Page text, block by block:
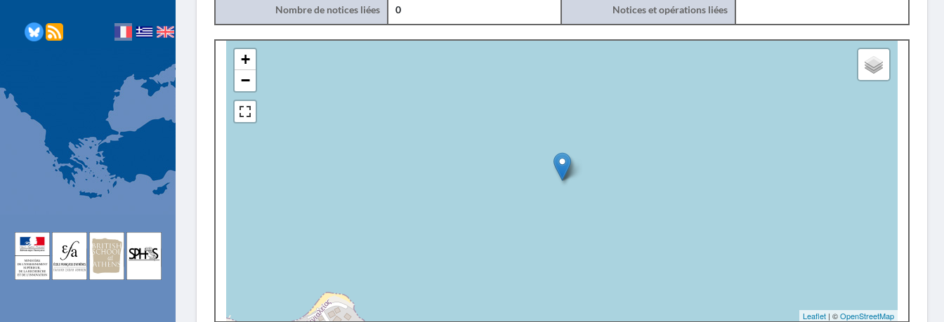
Nombre de notices liées 0 Notices et opérations liées
+
−
Leaflet | ©OpenStreetMap